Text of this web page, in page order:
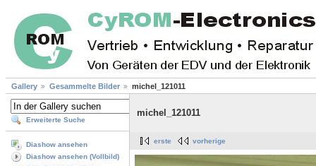
Gallery Gesammelte Bilder michel_121011
Erweiterte Suche
Diashow ansehen
Diashow ansehen (Vollbild)
michel_121011
erste vorherige